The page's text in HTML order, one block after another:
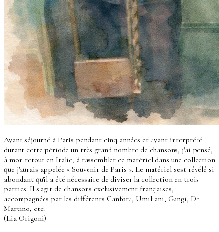
Ayant séjourné à Paris pendant cinq années et ayant interprété
durant cette période un très grand nombre de chansons, j'ai pensé,
à mon retour en Italie, à rassembler ce matériel dans une collection
que j'aurais appelée « Souvenir de Paris ». Le matériel s'est révélé si
abondant qu'il a été nécessaire de diviser la collection en trois
parties. Il s'agit de chansons exclusivement françaises,
accompagnées par les différents Canfora, Umiliani, Gangi, De
Martino, etc.
(Lia Origoni)